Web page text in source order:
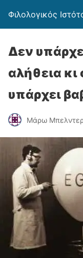
Φιλολογικός
Δεν
αλήθεια
υπάρχει
Μάρω